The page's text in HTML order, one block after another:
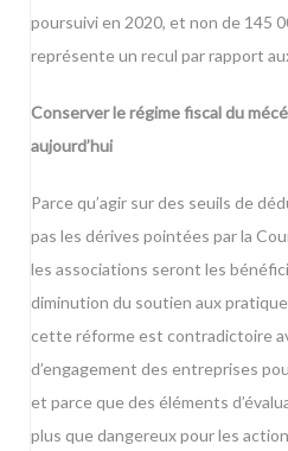
poursuivi en 2020, et non de 145
représente un recul par rapport
Conserver le régime fiscal du
aujourd’hui
Parce qu’agir sur des seuils de
pas les dérives pointées par la
les associations seront les
diminution du soutien aux
cette réforme est contradictoire
d’engagement des entreprises
et parce que des éléments
plus que dangereux pour les